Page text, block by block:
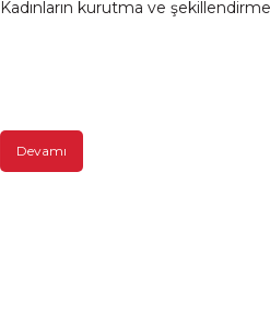
Kadınların kurutma ve
Devamı